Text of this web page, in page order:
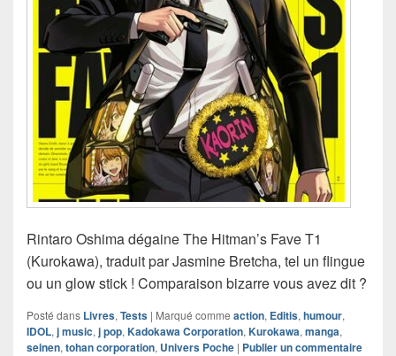
Rintaro Oshima dégaine The Hitman’s Fave T1
(Kurokawa), traduit par Jasmine Bretcha, tel un flingue
ou un glow stick ! Comparaison bizarre vous avez dit ?
Posté dans Livres, Tests | Marqué comme action, Editis, humour,
IDOL, j music, j pop, Kadokawa Corporation, Kurokawa, manga,
seinen, tohan corporation, Univers Poche | Publier un commentaire